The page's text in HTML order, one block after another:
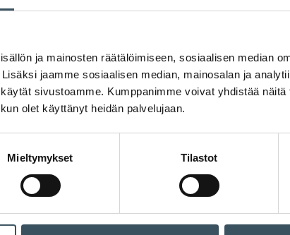
ja mainosten räätälöimiseen, sosiaalisen median
jaamme sosiaalisen median, mainosalan ja
sivustoamme. Kumppanimme voivat yhdistää näitä
olet käyttänyt heidän palvelujaan.
Mieltymykset Tilastot